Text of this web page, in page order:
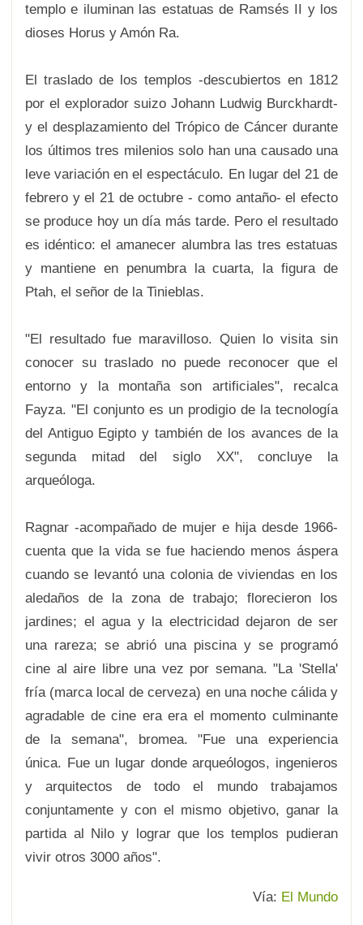
templo e iluminan las estatuas de Ramsés II y los
dioses Horus y Amón Ra.
El traslado de los templos -descubiertos en 1812
por el explorador suizo Johann Ludwig Burckhardt-
y el desplazamiento del Trópico de Cáncer durante
los últimos tres milenios solo han una causado una
leve variación en el espectáculo. En lugar del 21 de
febrero y el 21 de octubre - como antaño- el efecto
se produce hoy un día más tarde. Pero el resultado
es idéntico: el amanecer alumbra las tres estatuas
y mantiene en penumbra la cuarta, la figura de
Ptah, el señor de la Tinieblas.
"El resultado fue maravilloso. Quien lo visita sin
conocer su traslado no puede reconocer que el
entorno y la montaña son artificiales", recalca
Fayza. "El conjunto es un prodigio de la tecnología
del Antiguo Egipto y también de los avances de la
segunda mitad del siglo XX", concluye la
arqueóloga.
Ragnar -acompañado de mujer e hija desde 1966-
cuenta que la vida se fue haciendo menos áspera
cuando se levantó una colonia de viviendas en los
aledaños de la zona de trabajo; florecieron los
jardines; el agua y la electricidad dejaron de ser
una rareza; se abrió una piscina y se programó
cine al aire libre una vez por semana. "La 'Stella'
fría (marca local de cerveza) en una noche cálida y
agradable de cine era era el momento culminante
de la semana", bromea. "Fue una experiencia
única. Fue un lugar donde arqueólogos, ingenieros
y arquitectos de todo el mundo trabajamos
conjuntamente y con el mismo objetivo, ganar la
partida al Nilo y lograr que los templos pudieran
vivir otros 3000 años".
Vía: El Mundo